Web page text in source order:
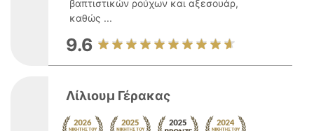
βαπτιστικών ρούχων και αξεσουάρ,
καθώς ...
9.6
Λίλιουμ Γέρακας